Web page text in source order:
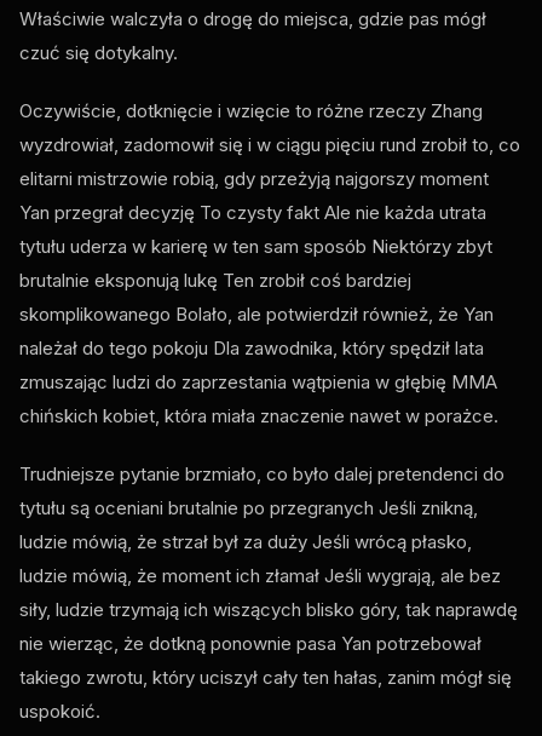
Właściwie walczyła o drogę do miejsca, gdzie pas mógł
czuć się dotykalny.
Oczywiście, dotknięcie i wzięcie to różne rzeczy Zhang
wyzdrowiał, zadomowił się i w ciągu pięciu rund zrobił to, co
elitarni mistrzowie robią, gdy przeżyją najgorszy moment
Yan przegrał decyzję To czysty fakt Ale nie każda utrata
tytułu uderza w karierę w ten sam sposób Niektórzy zbyt
brutalnie eksponują lukę Ten zrobił coś bardziej
skomplikowanego Bolało, ale potwierdził również, że Yan
należał do tego pokoju Dla zawodnika, który spędził lata
zmuszając ludzi do zaprzestania wątpienia w głębię MMA
chińskich kobiet, która miała znaczenie nawet w porażce.
Trudniejsze pytanie brzmiało, co było dalej pretendenci do
tytułu są oceniani brutalnie po przegranych Jeśli znikną,
ludzie mówią, że strzał był za duży Jeśli wrócą płasko,
ludzie mówią, że moment ich złamał Jeśli wygrają, ale bez
siły, ludzie trzymają ich wiszących blisko góry, tak naprawdę
nie wierząc, że dotkną ponownie pasa Yan potrzebował
takiego zwrotu, który uciszył cały ten hałas, zanim mógł się
uspokoić.